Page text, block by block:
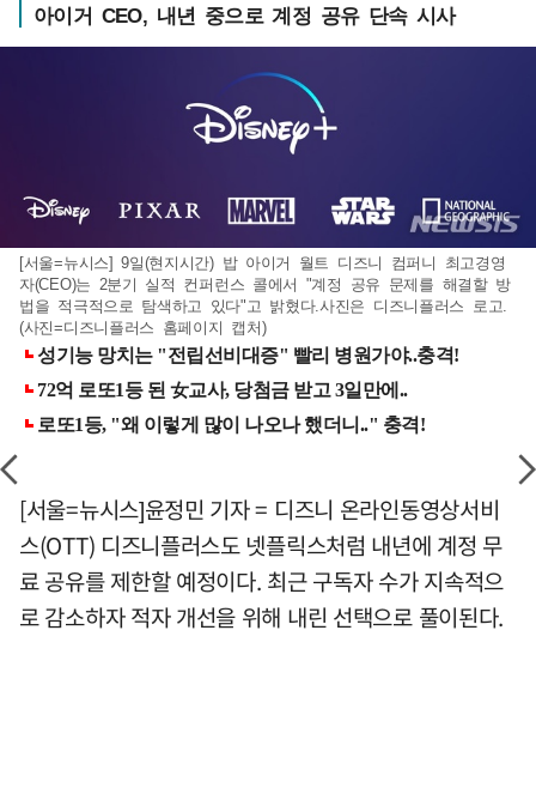
아이거 CEO, 내년 중으로 계정 공유 단속 시사
[서울=뉴시스] 9일(현지시간) 밥 아이거 월트 디즈니 컴퍼니 최고경영
자(CEO)는 2분기 실적 컨퍼런스 콜에서 "계정 공유 문제를 해결할 방
법을 적극적으로 탐색하고 있다"고 밝혔다.사진은 디즈니플러스 로고.
(사진=디즈니플러스 홈페이지 캡처)
[서울=뉴시스]윤정민 기자 = 디즈니 온라인동영상서비
스(OTT) 디즈니플러스도 넷플릭스처럼 내년에 계정 무
료 공유를 제한할 예정이다. 최근 구독자 수가 지속적으
로 감소하자 적자 개선을 위해 내린 선택으로 풀이된다.